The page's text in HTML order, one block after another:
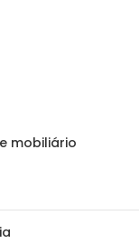
mobiliário